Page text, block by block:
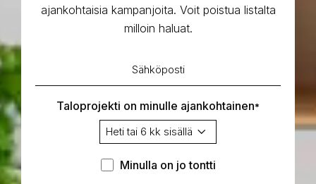
ajankohtaisia kampanjoita. Voit poistua listalta
milloin haluat.
Sähköposti
Taloprojekti on minulle ajankohtainen*
Minulla
Minulla on jo tontti